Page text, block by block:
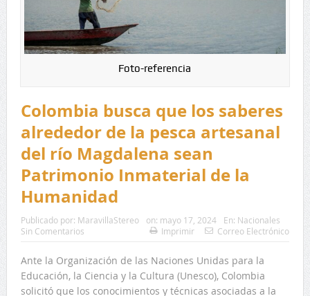
Foto-referencia
Colombia busca que los saberes
alrededor de la pesca artesanal
del río Magdalena sean
Patrimonio Inmaterial de la
Humanidad
Publicado por: MaravillaStereo on: mayo 17, 2024 En: Nacionales
Sin Comentarios
Imprimir Correo Electrónico
Ante la Organización de las Naciones Unidas para la
Educación, la Ciencia y la Cultura (Unesco), Colombia
solicitó que los conocimientos y técnicas asociadas a la